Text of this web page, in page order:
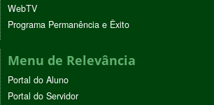
WebTV
Programa Permanência e Êxito
Menu de Relevância
Portal do Aluno
Portal do Servidor